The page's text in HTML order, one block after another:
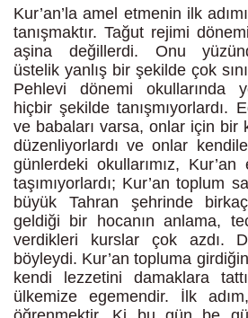
Kur’an’la amel etmenin ilk
tanışmaktır. Tağut rejimi
aşina değillerdi. Onu
üstelik yanlış bir şekilde çok
Pehlevi dönemi okullarında
hiçbir şekilde tanışmıyorlardı.
ve babaları varsa, onlar için bir
düzenliyorlardı ve onlar
günlerdeki okullarımız,
taşımıyorlardı; Kur’an toplum
büyük Tahran şehrinde
geldiği bir hocanın anlama,
verdikleri kurslar çok azdı.
böyleydi. Kur’an topluma
kendi lezzetini damaklara
ülkemize egemendir. İlk